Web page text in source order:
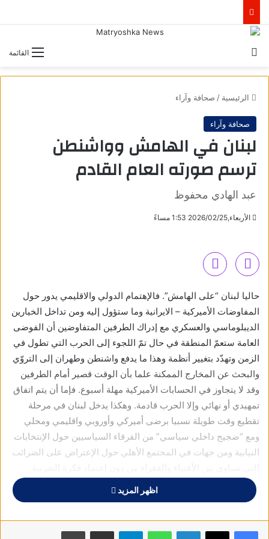
القائمة
الرئيسية / صحافة وآراء
صحافة وآراء
لبنان في الهامش وواشنطن
ترسم صورته العام القادم
عبد الهادي محفوظ
الأربعاء,2026/02/25 1:53 مساءً
حاليا لبنان “على الهامش”. فالإهتمام الدولي والاقليمي يدور حول
المفاوضات الأميركية – الايرانية وما ستؤول إليه ومن تداخل الخيارين
الديبلوماسي والعسكري مع إدراك الطرفين المتفاوضين أن الفوضى
العامة ستعمّ المنطقة في حال تمّ اللجوء إلى الحرب التي تطول في
الزمن وتهدّد بتغيير أنظمة وهذا ما يدفع واشنطن وطهران إلى التروّي
والبحث عن المخارج الممكنة علما بأن الوقت قصير أمام الطرفين
وقد لا يتجاوز في الحسابات الأميركية مهلة أسبوع. فإما أن يتم اتفاق
تمهيدي أو نهائي وإلا الحرب قادمة. وهكذا يدخل لبنان في مرحلة
تقطيع وقت طويلة نسبيا برضى أميركي وأوروبي واقليمي ومحلي
ومع “ضجيج داخلي سياسي” من الفرقاء السياسيين حول الإنتخابات
النيابية ومن جهات في المجتمع الأهلي حول الإعتراض على الضرائب
التي تساوي بين الأغنياء والفقراء من دون اعتماد فكرة الضريبة
التصاعدية حيث هناك الحل المنصف عمليا ويكون المدخل إلى إصلاح
سياسي وإداري.
والملاحظ أن واشنطن في هذه اللحظة السياسية تكتفي بمراقبة
اظهر المزيد
فيسبوك X لينكدإن واتساب تيلقرام مشاركة عبر البريد طباعة